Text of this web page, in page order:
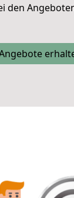
den